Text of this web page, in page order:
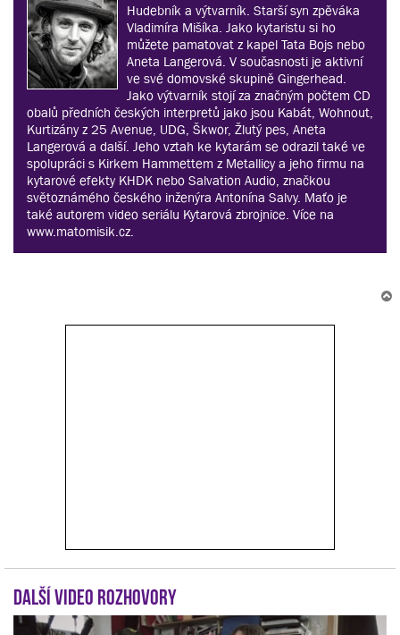
Hudebník a výtvarník. Starší syn zpěváka
Vladimíra Mišíka. Jako kytaristu si ho
můžete pamatovat z kapel Tata Bojs nebo
Aneta Langerová. V současnosti je aktivní
ve své domovské skupině Gingerhead.
Jako výtvarník stojí za značným počtem CD
obalů předních českých interpretů jako jsou Kabát, Wohnout,
Kurtizány z 25 Avenue, UDG, Škwor, Žlutý pes, Aneta
Langerová a další. Jeho vztah ke kytarám se odrazil také ve
spolupráci s Kirkem Hammettem z Metallicy a jeho firmu na
kytarové efekty KHDK nebo Salvation Audio, značkou
světoznámého českého inženýra Antonína Salvy. Maťo je
také autorem video seriálu Kytarová zbrojnice. Více na
www.matomisik.cz.
Další video rozhovory